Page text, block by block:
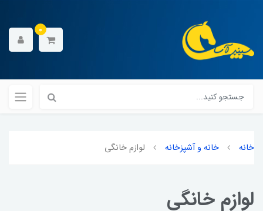
0
خانه خانه و آشپزخانه لوازم خانگی
لوازم خانگی